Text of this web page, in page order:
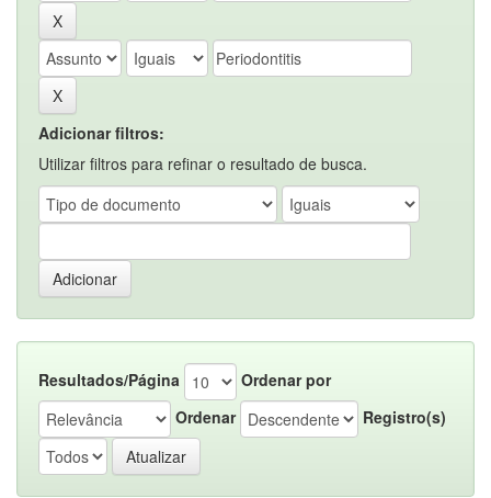
Adicionar filtros:
Utilizar filtros para refinar o resultado de busca.
Resultados/Página
Ordenar por
Ordenar
Registro(s)